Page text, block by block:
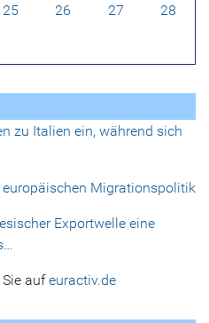
25 26 27 28
zu Italien ein, während sich
Migrationspolitik
Exportwelle eine
aufeuractiv.de